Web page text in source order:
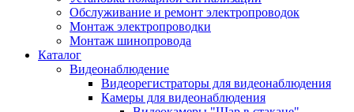
Обслуживание и ремонт электропроводок
Монтаж электропроводки
Монтаж шинопровода
Каталог
Видеонаблюдение
Видеорегистраторы для видеонаблюдения
Камеры для видеонаблюдения